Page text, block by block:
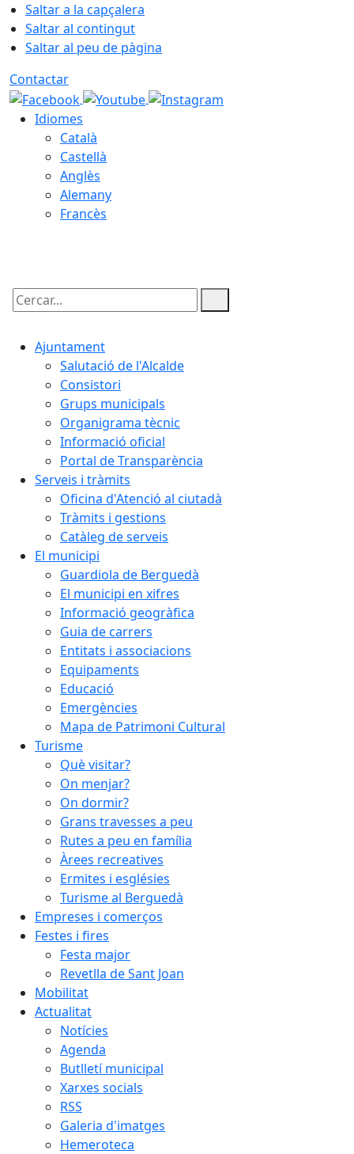
Saltar a la capçalera
Saltar al contingut
Saltar al peu de pàgina
Contactar
Idiomes
Català
Castellà
Anglès
Alemany
Francès
Cercar:
Ajuntament
Salutació de l'Alcalde
Consistori
Grups municipals
Organigrama tècnic
Informació oficial
Portal de Transparència
Serveis i tràmits
Oficina d'Atenció al ciutadà
Tràmits i gestions
Catàleg de serveis
El municipi
Guardiola de Berguedà
El municipi en xifres
Informació geogràfica
Guia de carrers
Entitats i associacions
Equipaments
Educació
Emergències
Mapa de Patrimoni Cultural
Turisme
Què visitar?
On menjar?
On dormir?
Grans travesses a peu
Rutes a peu en família
Àrees recreatives
Ermites i esglésies
Turisme al Berguedà
Empreses i comerços
Festes i fires
Festa major
Revetlla de Sant Joan
Mobilitat
Actualitat
Notícies
Agenda
Butlletí municipal
Xarxes socials
RSS
Galeria d'imatges
Hemeroteca